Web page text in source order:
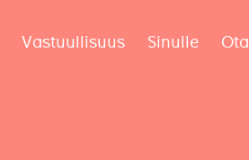
Vastuullisuus Sinulle